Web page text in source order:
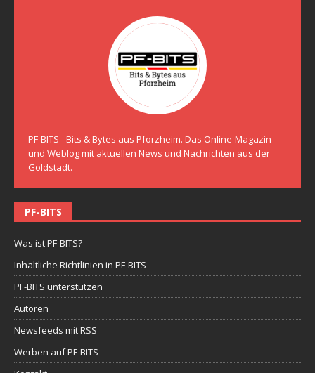
PF-BITS - Bits & Bytes aus Pforzheim. Das Online-Magazin
und Weblog mit aktuellen News und Nachrichten aus der
Goldstadt.
PF-BITS
Was ist PF-BITS?
Inhaltliche Richtlinien in PF-BITS
PF-BITS unterstützen
Autoren
Newsfeeds mit RSS
Werben auf PF-BITS